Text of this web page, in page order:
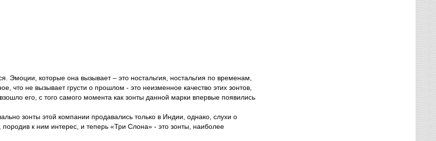
Эмоции, которые она вызывает – это ностальгия, ностальгия по временам,
что не вызывает грусти о прошлом - это неизменное качество этих зонтов,
его, с того самого момента как зонты данной марки впервые появились
зонты этой компании продавались только в Индии, однако, слухи о
породив к ним интерес, и теперь «Три Слона» - это зонты, наиболее